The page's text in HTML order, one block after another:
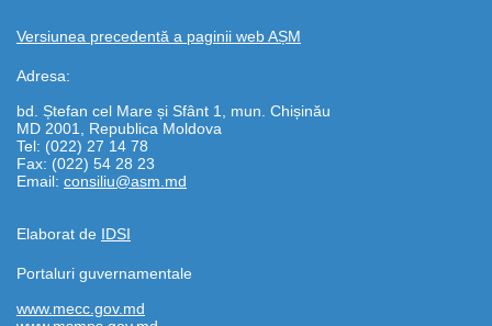
Versiunea precedentă a paginii web AȘM
Adresa:
bd. Ștefan cel Mare și Sfânt 1, mun. Chișinău
MD 2001, Republica Moldova
Tel: (022) 27 14 78
Fax: (022) 54 28 23
Email: consiliu@asm.md
Elaborat de IDSI
Portaluri guvernamentale
www.mecc.gov.md